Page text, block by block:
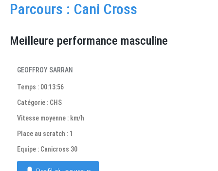
Parcours : Cani Cross
Meilleure performance masculine
GEOFFROY SARRAN
Temps : 00:13:56
Catégorie : CHS
Vitesse moyenne : km/h
Place au scratch : 1
Equipe : Canicross 30